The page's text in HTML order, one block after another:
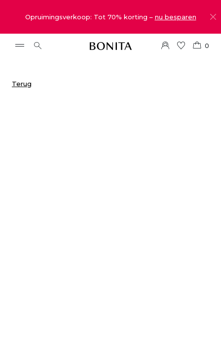
Opruimingsverkoop: Tot 70% korting – nu besparen
0
Terug